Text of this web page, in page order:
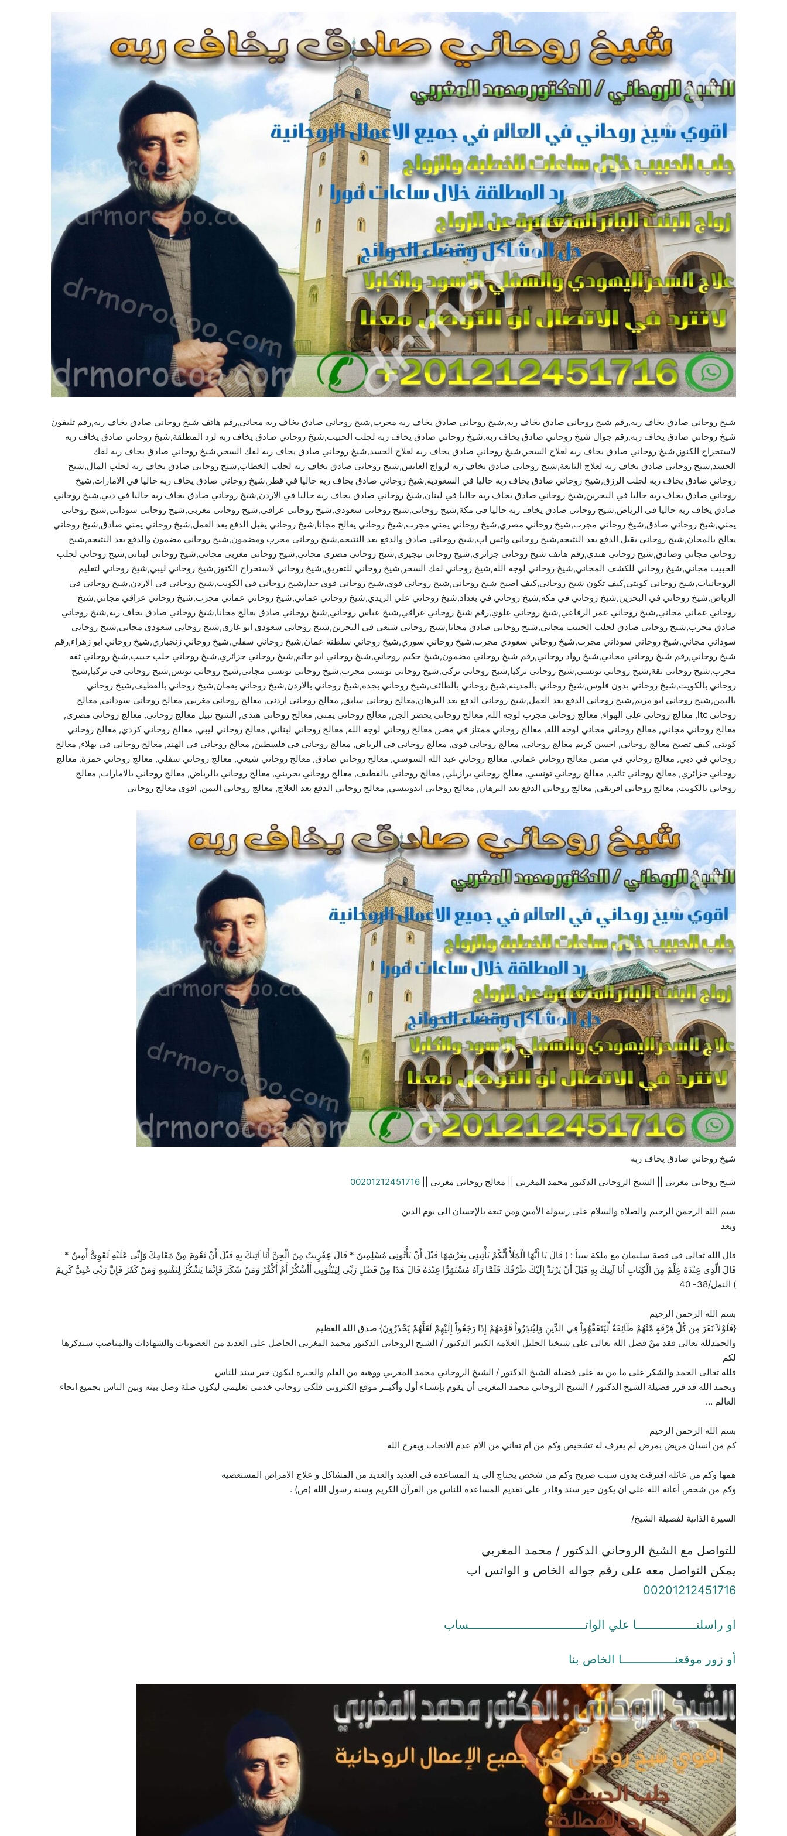
شيخ روحاني صادق يخاف ربه,رقم شيخ روحاني صادق يخاف ربه,شيخ روحاني صادق يخاف ربه مجرب,شيخ روحاني صادق يخاف ربه مجاني,رقم هاتف شيخ روحاني صادق يخاف ربه,رقم تليفون
شيخ روحاني صادق يخاف ربه,رقم جوال شيخ روحاني صادق يخاف ربه,شيخ روحاني صادق يخاف ربه لجلب الحبيب,شيخ روحاني صادق يخاف ربه لرد المطلقة,شيخ روحاني صادق يخاف ربه
لاستخراج الكنوز,شيخ روحاني صادق يخاف ربه لعلاج السحر,شيخ روحاني صادق يخاف ربه لعلاج الحسد,شيخ روحاني صادق يخاف ربه لفك السحر,شيخ روحاني صادق يخاف ربه لفك
الحسد,شيخ روحاني صادق يخاف ربه لعلاج التابعة,شيخ روحاني صادق يخاف ربه لزواج العانس,شيخ روحاني صادق يخاف ربه لجلب الخطاب,شيخ روحاني صادق يخاف ربه لجلب المال,شيخ
روحاني صادق يخاف ربه لجلب الرزق,شيخ روحاني صادق يخاف ربه حاليا في السعودية,شيخ روحاني صادق يخاف ربه حاليا في قطر,شيخ روحاني صادق يخاف ربه حاليا في الامارات,شيخ
روحاني صادق يخاف ربه حاليا في البحرين,شيخ روحاني صادق يخاف ربه حاليا في لبنان,شيخ روحاني صادق يخاف ربه حاليا في الاردن,شيخ روحاني صادق يخاف ربه حاليا في دبي,شيخ روحاني
صادق يخاف ربه حاليا في الرياض,شيخ روحاني صادق يخاف ربه حاليا في مكة,شيخ روحاني,شيخ روحاني سعودي,شيخ روحاني عراقي,شيخ روحاني مغربي,شيخ روحاني سوداني,شيخ روحاني
يمني,شيخ روحاني صادق,شيخ روحاني مجرب,شيخ روحاني مصري,شيخ روحاني يمني مجرب,شيخ روحاني يعالج مجانا,شيخ روحاني يقبل الدفع بعد العمل,شيخ روحاني يمني صادق,شيخ روحاني
يعالج بالمجان,شيخ روحاني يقبل الدفع بعد النتيجه,شيخ روحاني واتس اب,شيخ روحاني صادق والدفع بعد النتيجه,شيخ روحاني مجرب ومضمون,شيخ روحاني مضمون والدفع بعد النتيجه,شيخ
روحاني مجاني وصادق,شيخ روحاني هندي,رقم هاتف شيخ روحاني جزائري,شيخ روحاني نيجيري,شيخ روحاني مصري مجاني,شيخ روحاني مغربي مجاني,شيخ روحاني لبناني,شيخ روحاني لجلب
الحبيب مجاني,شيخ روحاني للكشف المجاني,شيخ روحاني لوجه الله,شيخ روحاني لفك السحر,شيخ روحاني للتفريق,شيخ روحاني لاستخراج الكنوز,شيخ روحاني ليبي,شيخ روحاني لتعليم
الروحانيات,شيخ روحاني كويتي,كيف تكون شيخ روحاني,كيف اصبح شيخ روحاني,شيخ روحاني قوي,شيخ روحاني قوي جدا,شيخ روحاني في الكويت,شيخ روحاني في الاردن,شيخ روحاني في
الرياض,شيخ روحاني في البحرين,شيخ روحاني في مكه,شيخ روحاني في بغداد,شيخ روحاني علي الزيدي,شيخ روحاني عماني,شيخ روحاني عماني مجرب,شيخ روحاني عراقي مجاني,شيخ
روحاني عماني مجاني,شيخ روحاني عمر الرفاعي,شيخ روحاني علوي,رقم شيخ روحاني عراقي,شيخ عباس روحاني,شيخ روحاني صادق يعالج مجانا,شيخ روحاني صادق يخاف ربه,شيخ روحاني
صادق مجرب,شيخ روحاني صادق لجلب الحبيب مجاني,شيخ روحاني صادق مجانا,شيخ روحاني شيعي في البحرين,شيخ روحاني سعودي ابو غازي,شيخ روحاني سعودي مجاني,شيخ روحاني
سوداني مجاني,شيخ روحاني سوداني مجرب,شيخ روحاني سعودي مجرب,شيخ روحاني سوري,شيخ روحاني سلطنة عمان,شيخ روحاني سفلي,شيخ روحاني زنجباري,شيخ روحاني ابو زهراء,رقم
شيخ روحاني,رقم شيخ روحاني مجاني,شيخ رواد روحاني,رقم شيخ روحاني مضمون,شيخ حكيم روحاني,شيخ روحاني ابو حاتم,شيخ روحاني جزائري,شيخ روحاني جلب حبيب,شيخ روحاني ثقه
مجرب,شيخ روحاني ثقة,شيخ روحاني تونسي,شيخ روحاني تركيا,شيخ روحاني تركي,شيخ روحاني تونسي مجرب,شيخ روحاني تونسي مجاني,شيخ روحاني تونس,شيخ روحاني في تركيا,شيخ
روحاني بالكويت,شيخ روحاني بدون فلوس,شيخ روحاني بالمدينه,شيخ روحاني بالطائف,شيخ روحاني بجدة,شيخ روحاني بالاردن,شيخ روحاني بعمان,شيخ روحاني بالقطيف,شيخ روحاني
باليمن,شيخ روحاني ابو مريم,شيخ روحاني الدفع بعد العمل,شيخ روحاني الدفع بعد البرهان,معالج روحاني سابق, معالج روحاني اردني, معالج روحاني مغربي, معالج روحاني سوداني, معالج
روحاني ltc, معالج روحاني على الهواء, معالج روحاني مجرب لوجه الله, معالج روحاني يحضر الجن, معالج روحاني يمني, معالج روحاني هندي, الشيخ نبيل معالج روحاني, معالج روحاني مصري,
معالج روحاني مجاني, معالج روحاني مجاني لوجه الله, معالج روحاني ممتاز في مصر, معالج روحاني لوجه الله, معالج روحاني لبناني, معالج روحاني ليبي, معالج روحاني كردي, معالج روحاني
كويتي, كيف تصبح معالج روحاني, احسن كريم معالج روحاني, معالج روحاني قوي, معالج روحاني في الرياض, معالج روحاني في فلسطين, معالج روحاني في الهند, معالج روحاني في بهلاء, معالج
روحاني في دبي, معالج روحاني في مصر, معالج روحاني عماني, معالج روحاني عبد الله السوسي, معالج روحاني صادق, معالج روحاني شيعي, معالج روحاني سفلي, معالج روحاني حمزة, معالج
روحاني جزائري, معالج روحاني تائب, معالج روحاني تونسي, معالج روحاني برازيلي, معالج روحاني بالقطيف, معالج روحاني بحريني, معالج روحاني بالرياض, معالج روحاني بالامارات, معالج
روحاني بالكويت, معالج روحاني افريقي, معالج روحاني الدفع بعد البرهان, معالج روحاني اندونيسي, معالج روحاني الدفع بعد العلاج, معالج روحاني اليمن, اقوى معالج روحاني
شيخ روحاني صادق يخاف ربه
شيخ روحاني مغربي || الشيخ الروحاني الدكتور محمد المغربي || معالج روحاني مغربي || 00201212451716
بسم الله الرحمن الرحيم والصلاة والسلام على رسوله الأمين ومن تبعه بالإحسان الى يوم الدين
وبعد
قال الله تعالى في قصة سليمان مع ملكة سبأ : ( قَالَ يَا أَيُّهَا الْمَلَأُ أَيُّكُمْ يَأْتِينِي بِعَرْشِهَا قَبْلَ أَنْ يَأْتُونِي مُسْلِمِينَ * قَالَ عِفْرِيتٌ مِنَ الْجِنِّ أَنَا آتِيكَ بِهِ قَبْلَ أَنْ تَقُومَ مِنْ مَقَامِكَ وَإِنِّي عَلَيْهِ لَقَوِيٌّ أَمِينٌ *
قَالَ الَّذِي عِنْدَهُ عِلْمٌ مِنَ الْكِتَابِ أَنَا آتِيكَ بِهِ قَبْلَ أَنْ يَرْتَدَّ إِلَيْكَ طَرْفُكَ فَلَمَّا رَآهُ مُسْتَقِرًّا عِنْدَهُ قَالَ هَذَا مِنْ فَضْلِ رَبِّي لِيَبْلُوَنِي أَأَشْكُرُ أَمْ أَكْفُرُ وَمَنْ شَكَرَ فَإِنَّمَا يَشْكُرُ لِنَفْسِهِ وَمَنْ كَفَرَ فَإِنَّ رَبِّي غَنِيٌّ كَرِيمٌ
) النمل/38- 40
بسم الله الرحمن الرحيم
{فَلَوْلاَ نَفَرَ مِن كُلِّ فِرْقَةٍ مِّنْهُمْ طَآئِفَةٌ لِّيَتَفَقَّهُواْ فِي الدِّينِ وَلِيُنذِرُواْ قَوْمَهُمْ إِذَا رَجَعُواْ إِلَيْهِمْ لَعَلَّهُمْ يَحْذَرُونَ} صدق الله العظيم
والحمدلله تعالى فقد منٌ فضل الله تعالى على شيخنا الجليل العلامه الكبير الدكتور / الشيخ الروحاني الدكتور محمد المغربي الحاصل على العديد من العضويات والشهادات والمناصب سنذكرها
لكم
فلله تعالى الحمد والشكر على ما من به على فضيلة الشيخ الدكتور / الشيخ الروحاني محمد المغربي ووهبه من العلم والخبره ليكون خير سند للناس
وبحمد الله قد قرر فضيلة الشيخ الدكتور / الشيخ الروحاني محمد المغربي أن يقوم بإنشـاء أول وأكبــر موقع الكتروني فلكي روحاني خدمي تعليمي ليكون صلة وصل بينه وبين الناس بجميع انحاء
العالم …
بسم الله الرحمن الرحيم
كم من انسان مريض بمرض لم يعرف له تشخيص وكم من ام تعاني من الام عدم الانجاب ويفرج الله
همها وكم من عائله افترقت بدون سبب صريح وكم من شخص يحتاج الى يد المساعده فى العديد والعديد من المشاكل و علاج الامراض المستعصيه
وكم من شخص أعانه الله على ان يكون خير سند وقادر على تقديم المساعده للناس من القرآن الكريم وسنة رسول الله (ص) .
السيرة الذاتية لفضيلة الشيخ/
للتواصل مع الشيخ الروحاني الدكتور / محمد المغربي
يمكن التواصل معه على رقم جواله الخاص و الواتس اب
00201212451716
او راسلنـــــــــــــــــا علي الواتـــــــــــــــــــــــــــــــــساب
أو زور موقعنـــــــــــــــا الخاص بنا